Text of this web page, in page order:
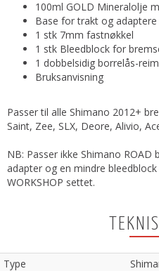
100ml GOLD Mineralolje
Base for trakt og
1 stk 7mm fastnøkkel
1 stk Bleedblock for
1 dobbelsidig borrelås-
Bruksanvisning
Passer til alle Shimano 2012+
Saint, Zee, SLX, Deore, Alivio,
NB: Passer ikke Shimano ROAD
adapter og en mindre
WORKSHOP settet.
Type